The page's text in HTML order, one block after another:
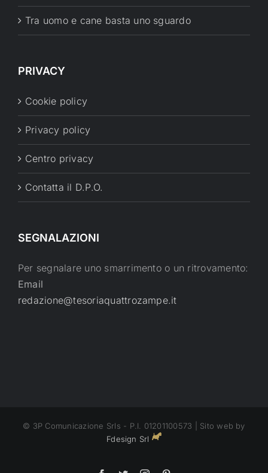
Tra uomo e cane basta uno sguardo
PRIVACY
Cookie policy
Privacy policy
Centro privacy
Contatta il D.P.O.
SEGNALAZIONI
Per segnalare uno smarrimento o un ritrovamento:
Email
redazione@tesoriaquattrozampe.it
© 3P Comunicazione Srls - P.I. 01201100573 | Sito web by
Fdesign Srl